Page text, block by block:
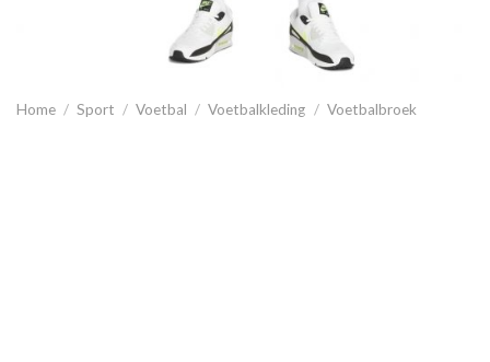
Home / Sport / Voetbal / Voetbalkleding / Voetbalbroek